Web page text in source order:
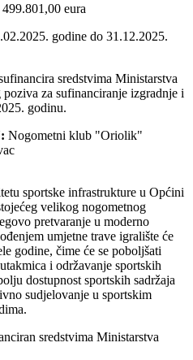
499.801,00 eura
godine do 31.12.2025.
sredstvima Ministarstva
za sufinanciranje izgradnje i
godinu.
Nogometni klub "Oriolik"
sportske infrastrukture u Općini
velikog nogometnog
pretvaranje u moderno
umjetne trave igralište će
godine, čime će se poboljšati
i održavanje sportskih
dostupnost sportskih sadržaja
sudjelovanje u sportskim
sredstvima Ministarstva